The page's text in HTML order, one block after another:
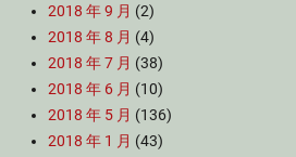
2018 年 9 月 (2)
2018 年 8 月 (4)
2018 年 7 月 (38)
2018 年 6 月 (10)
2018 年 5 月 (136)
2018 年 1 月 (43)